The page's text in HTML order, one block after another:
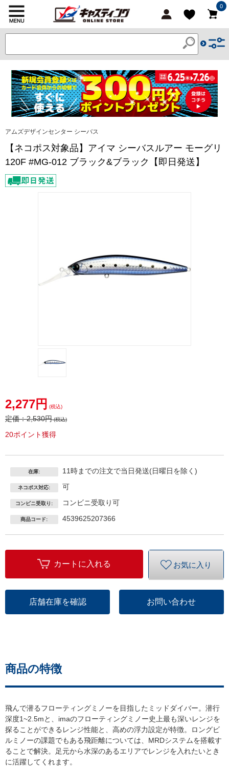
0
アムズデザインセンター シーバス
【ネコポス対象品】アイマ シーバスルアー モーグリ
120F #MG-012 ブラック&ブラック【即日発送】
2,277円 (税込)
定価：2,530円(税込)
20ポイント獲得
在庫: 11時までの注文で当日発送(日曜日を除く)
ネコポス対応: 可
コンビニ受取り: コンビニ受取り可
商品コード: 4539625207366
カートに入れる お気に入り
店舗在庫を確認 お問い合わせ
商品の特徴
飛んで潜るフローティングミノーを目指したミッドダイバー。潜行
深度1~2.5mと、imaのフローティングミノー史上最も深いレンジを
探ることができるレンジ性能と、高めの浮力設定が特徴。ロングビ
ルミノーの課題でもある飛距離については、MRDシステムを搭載す
ることで解決。足元から水深のあるエリアでレンジを入れたいとき
に活躍してくれます。